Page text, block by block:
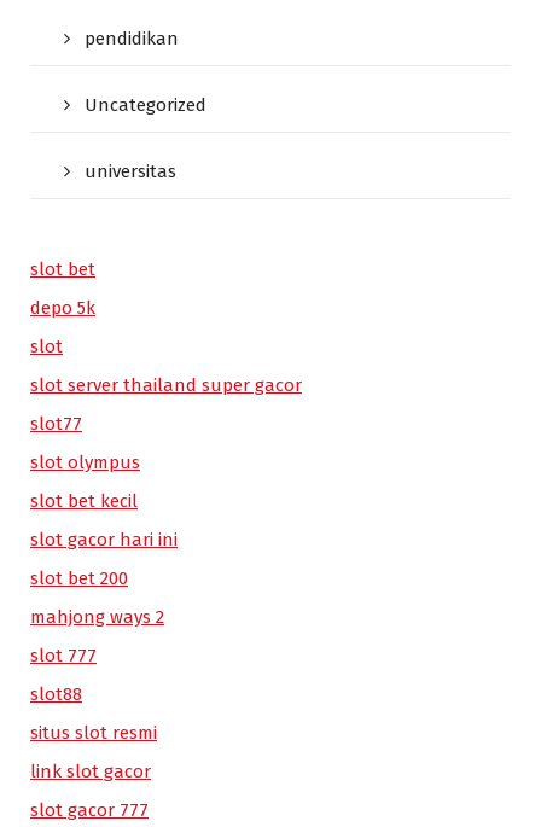
pendidikan
Uncategorized
universitas
slot bet
depo 5k
slot
slot server thailand super gacor
slot77
slot olympus
slot bet kecil
slot gacor hari ini
slot bet 200
mahjong ways 2
slot 777
slot88
situs slot resmi
link slot gacor
slot gacor 777